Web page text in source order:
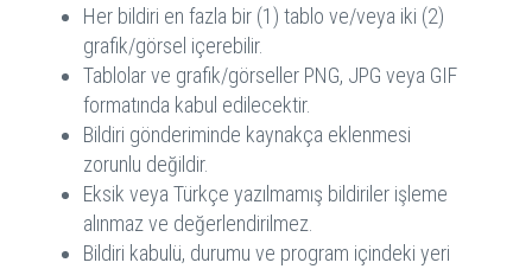
Her bildiri en fazla bir (1) tablo ve/veya iki (2)
grafik/görsel içerebilir.
Tablolar ve grafik/görseller PNG, JPG veya GIF
formatında kabul edilecektir.
Bildiri gönderiminde kaynakça eklenmesi
zorunlu değildir.
Eksik veya Türkçe yazılmamış bildiriler işleme
alınmaz ve değerlendirilmez.
Bildiri kabulü, durumu ve program içindeki yeri